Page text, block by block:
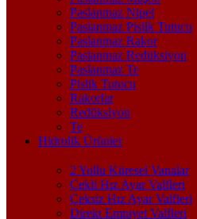
Paslanmaz Nipel
Paslanmaz Pislik Tutucu
Paslanmaz Rakor
Paslanmaz Redüksiyon
Paslanmaz Te
Pislik Tutucu
Rakorlar
Redüksiyon
Te
Hidrolik Ürünler
2 Yollu Küresel Vanalar
Çekli Hız Ayar Valfleri
Çeksiz Hız Ayar Valfleri
Direkt Emniyet Valfleri